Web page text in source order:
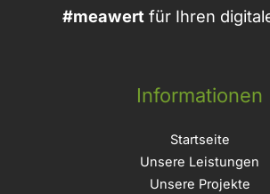
#meawert für Ihren
Informationen
Startseite
Unsere Leistungen
Unsere Projekte